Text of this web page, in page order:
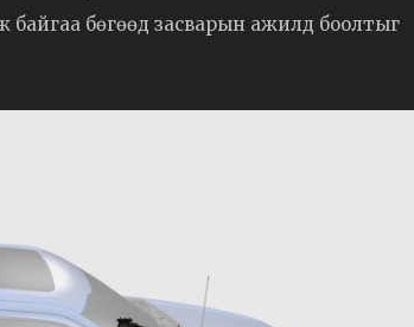
байгаа бөгөөд засварын ажилд боолтыг